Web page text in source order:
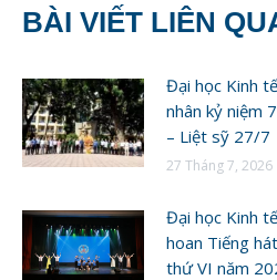
BÀI VIẾT LIÊN
Đại học Kinh
nhân kỷ niệm
– Liệt sỹ 27/7
27 Tháng 7, 2026
Đại học Kinh
hoan Tiếng
thứ VI năm